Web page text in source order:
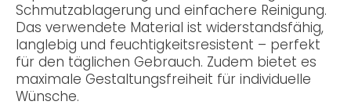
Schmutzablagerung und einfachere Reinigung.
Das verwendete Material ist widerstandsfähig,
langlebig und feuchtigkeitsresistent – perfekt
für den täglichen Gebrauch. Zudem bietet es
maximale Gestaltungsfreiheit für individuelle
Wünsche.